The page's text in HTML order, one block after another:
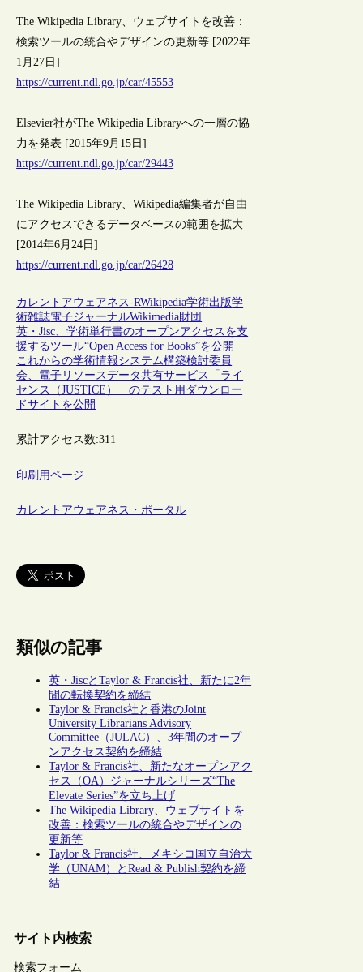
The Wikipedia Library、ウェブサイトを改善：
検索ツールの統合やデザインの更新等 [2022年
1月27日]
https://current.ndl.go.jp/car/45553
Elsevier社がThe Wikipedia Libraryへの一層の協
力を発表 [2015年9月15日]
https://current.ndl.go.jp/car/29443
The Wikipedia Library、Wikipedia編集者が自由
にアクセスできるデータベースの範囲を拡大
[2014年6月24日]
https://current.ndl.go.jp/car/26428
カレントアウェアネス-RWikipedia学術出版学
術雑誌電子ジャーナルWikimedia財団
英・Jisc、学術単行書のオープンアクセスを支
援するツール“Open Access for Books”を公開
これからの学術情報システム構築検討委員
会、電子リソースデータ共有サービス「ライ
センス（JUSTICE）」のテスト用ダウンロー
ドサイトを公開
累計アクセス数:311
印刷用ページ
カレントアウェアネス・ポータル
類似の記事
英・JiscとTaylor & Francis社、新たに2年
間の転換契約を締結
Taylor & Francis社と香港のJoint
University Librarians Advisory
Committee（JULAC）、3年間のオープ
ンアクセス契約を締結
Taylor & Francis社、新たなオープンアク
セス（OA）ジャーナルシリーズ“The
Elevate Series”を立ち上げ
The Wikipedia Library、ウェブサイトを
改善：検索ツールの統合やデザインの
更新等
Taylor & Francis社、メキシコ国立自治大
学（UNAM）とRead & Publish契約を締
結
サイト内検索
検索フォーム